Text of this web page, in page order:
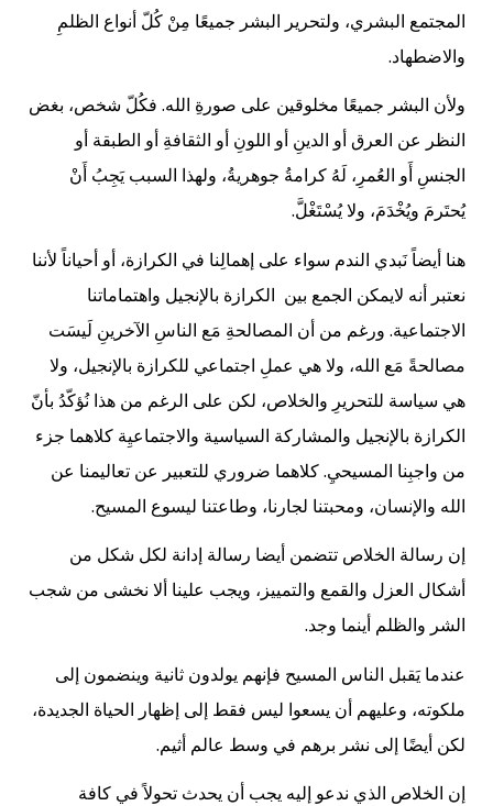
المجتمع البشري، ولتحرير البشر جميعًا مِنْ كُلّ أنواع الظلمِ
والاضطهاد.
ولأن البشر جميعًا مخلوقين على صورةِ الله. فكُلّ شخص، بغض
النظر عن العرق أو الدينِ أو اللونِ أو الثقافةِ أو الطبقة أو
الجنسِ أَو العُمرِ، لَهُ كرامةُ جوهريةُ، ولهذا السبب يَجِبُ أَنْ
يُحتَرمَ ويُخْدَمَ، ولا يُسْتَغْلَّ.
هنا أيضاً نَبدي الندم سواء على إهمالِنا في الكرازة، أو أحياناً لأننا
نعتبر أنه لايمكن الجمع بين الكرازة بالإنجيل واهتماماتنا
الاجتماعية. ورغم من أن المصالحةِ مَع الناسِ الآخرينِ لَيسَت
مصالحةً مَع الله، ولا هي عملِ اجتماعي للكرازة بالإنجيل، ولا
هي سياسة للتحريرِ والخلاص، لكن على الرغم من هذا نُؤكّدُ بأنّ
الكرازة بالإنجيل والمشاركة السياسية والاجتماعيِة كلاهما جزء
من واجبِنا المسيحيِ. كلاهما ضروري للتعبير عن تعاليمنا عن
الله والإنسان، ومحبتنا لجارنا، وطاعتنا ليسوع المسيح.
إن رسالة الخلاص تتضمن أيضا رسالة إدانة لكل شكل من
أشكال العزل والقمع والتمييز، ويجب علينا ألا نخشى من شجب
الشر والظلم أينما وجد.
عندما يَقبل الناس المسيح فإنهم يولدون ثانية وينضمون إلى
ملكوته، وعليهم أن يسعوا ليس فقط إلى إظهار الحياة الجديدة،
لكن أيضًا إلى نشر برهم في وسط عالم أثيم.
إن الخلاص الذي ندعو إليه يجب أن يحدث تحولاً في كافة